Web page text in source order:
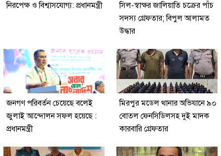
নিরপেক্ষ ও বিশ্বাসযোগ্য: প্রধানমন্ত্রী
সিল-স্বাক্ষর জালিয়াতি চক্রের পাঁচ
সদস্য গ্রেফতার; বিপুল আলামত
উদ্ধার
জনগণ পরিবর্তন চেয়েছে বলেই
জুলাই আন্দোলন সফল হয়েছে :
প্রধানমন্ত্রী
মিরপুর মডেল থানার অভিযানে ৯০
বোতল ফেনসিডিলসহ দুই মাদক
কারবারি গ্রেফতার